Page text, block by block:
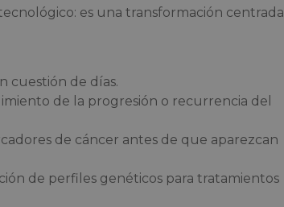
es una transformación centrada
cuestión de días.
de la progresión o recurrencia del
de cáncer antes de que aparezcan
de perfiles genéticos para tratamientos